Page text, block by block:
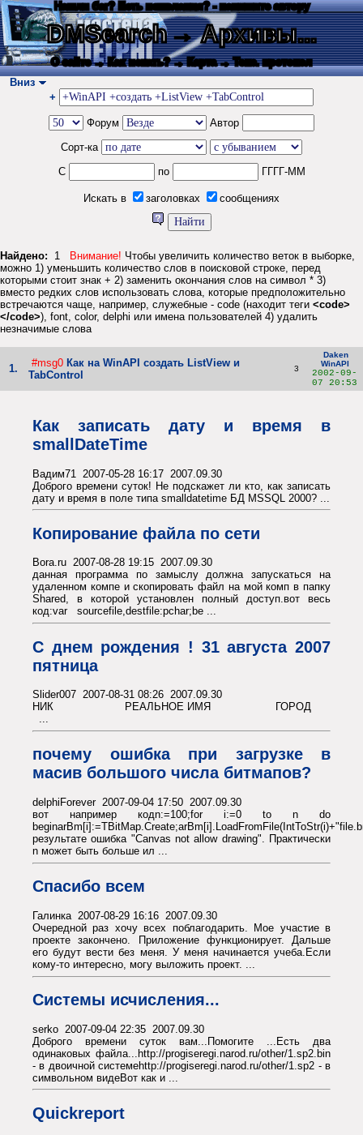
Нашли баг? Есть пожелания? - напишите автору
DMSearch→ Архивы...
О сайте → Как искать? → Карта → Текс. протокол
Вниз
+
Форум
Автор
Сорт-ка
С
по ГГГГ-ММ
Искать в заголовках сообщениях
Найдено: 1 Внимание! Чтобы увеличить количество веток в выборке,
можно 1) уменьшить количество слов в поисковой строке, перед
которыми стоит знак + 2) заменить окончания слов на символ * 3)
вместо редких слов использовать слова, которые предположительно
встречаются чаще, например, служебные - code (находит теги <code>
</code>), font, color, delphi или имена пользователей 4) удалить
незначимые слова
1. #msg0 Как на WinAPI создать ListView и
TabControl
3
Daken
WinAPI
2002-09-
07 20:53
Как записать дату и время в
smallDateTime
Вадим71 2007-05-28 16:17 2007.09.30
Доброго времени суток! Не подскажет ли кто, как записать
дату и время в поле типа smalldatetime БД MSSQL 2000? ...
Копирование файла по сети
Bora.ru 2007-08-28 19:15 2007.09.30
данная программа по замыслу должна запускаться на
удаленном компе и скопировать файл на мой комп в папку
Shared, в которой установлен полный доступ.вот весь
код:var sourcefile,destfile:pchar;be ...
С днем рождения ! 31 августа 2007
пятница
Slider007 2007-08-31 08:26 2007.09.30
НИК РЕАЛЬНОЕ ИМЯ ГОРОД
...
почему ошибка при загрузке в
масив большого числа битмапов?
delphiForever 2007-09-04 17:50 2007.09.30
вот например кодn:=100;for i:=0 to n do
результате ошибка "Canvas not allow drawing". Практически
n может быть больше ил ...
Спасибо всем
Галинка 2007-08-29 16:16 2007.09.30
Очередной раз хочу всех поблагодарить. Мое участие в
проекте закончено. Приложение функционирует. Дальше
его будут вести без меня. У меня начинается учеба.Если
кому-то интересно, могу выложить проект. ...
Системы исчисления...
serko 2007-09-04 22:35 2007.09.30
Доброго времени суток вам...Помогите ...Есть два
одинаковых файла...http://progiseregi.narod.ru/other/1.sp2.bin
- в двоичной системеhttp://progiseregi.narod.ru/other/1.sp2 - в
символьном видеВот как и ...
Quickreport